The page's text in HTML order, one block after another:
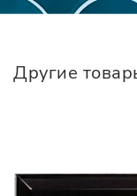
Другие